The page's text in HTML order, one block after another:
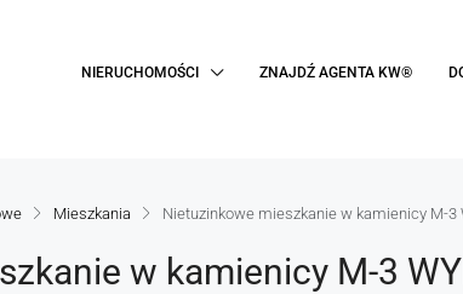
NIERUCHOMOŚCI ZNAJDŹ AGENTA KW®
Mieszkania Nietuzinkowe mieszkanie w kamienicy M-3
w kamienicy M-3